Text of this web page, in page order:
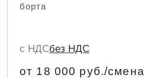
борта
с НДСбез НДС
от 18 000 руб./смена